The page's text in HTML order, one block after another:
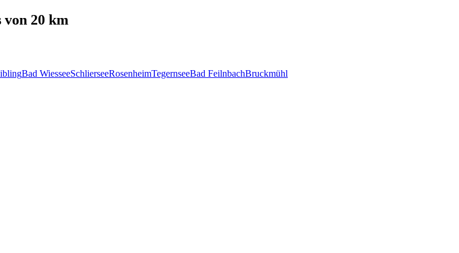
20 km
Bad WiesseeSchlierseeRosenheimTegernseeBad FeilnbachBruckmühl